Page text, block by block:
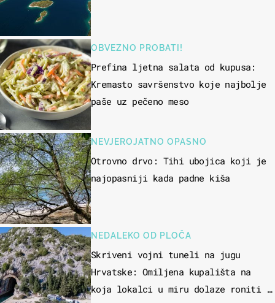
OBVEZNO PROBATI!
Prefina ljetna salata od kupusa:
Kremasto savršenstvo koje najbolje
paše uz pečeno meso
NEVJEROJATNO OPASNO
Otrovno drvo: Tihi ubojica koji je
najopasniji kada padne kiša
NEDALEKO OD PLOČA
Skriveni vojni tuneli na jugu
Hrvatske: Omiljena kupališta na
koja lokalci u miru dolaze roniti i